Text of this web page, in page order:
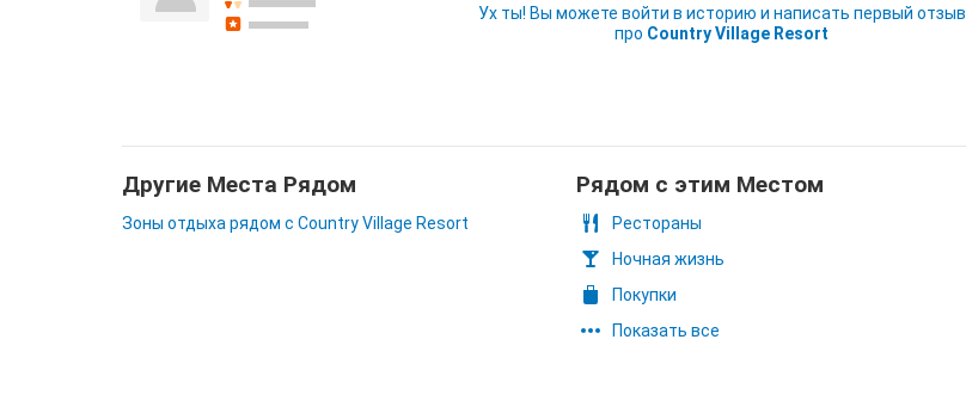
Ух ты! Вы можете войти в историю и написать первый отзыв
про Country Village Resort
Другие Места Рядом
Зоны отдыха рядом с Country Village Resort
Рядом с этим Местом
Рестораны
Ночная жизнь
Покупки
Показать все